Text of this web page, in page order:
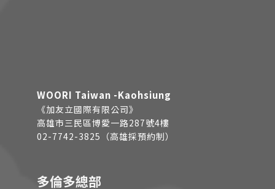
WOORI Taiwan -Kaohsiung
《加友立國際有限公司》
高雄市三民區博愛一路287號4樓
02-7742-3825（高雄採預約制）
多倫多總部